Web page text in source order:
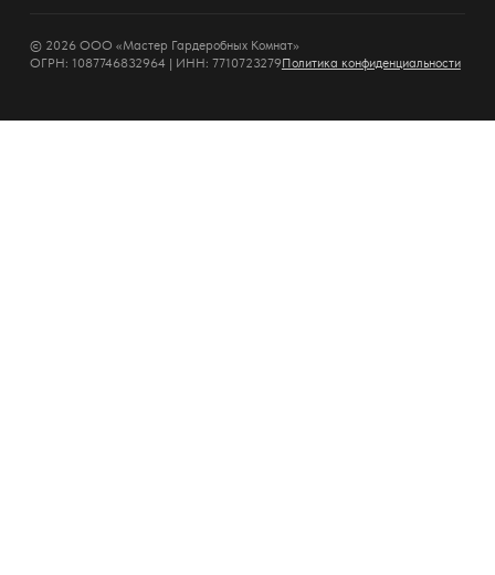
© 2026 ООО «Мастер Гардеробных Комнат»
ОГРН: 1087746832964 | ИНН: 7710723279Политика конфиденциальности